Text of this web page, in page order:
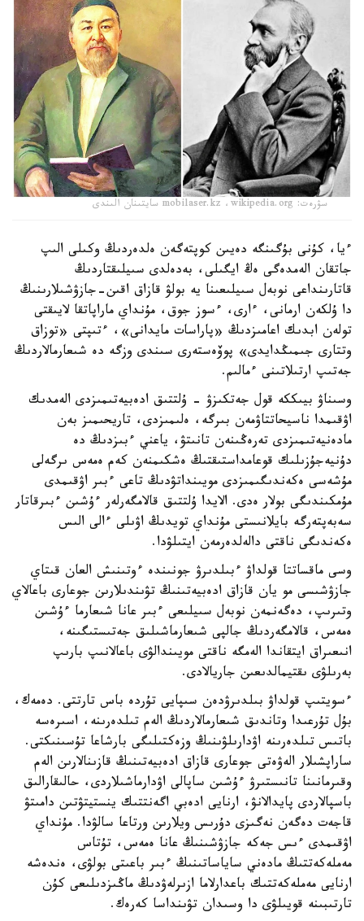
سۋرەت: mobilaser.kz ،wikipedia.org سايتىنان الىندى
ءيا، كۇنى بۇگىنگە دەيىن كوپتەگەن ەلدەردىڭ وكىلى الىپ
جاتقان الەمدەگى ەڭ ايگىلى، بەدەلدى سىيلىقتاردىڭ
قاتارىنداعى نوبەل سىيلىعىنا يە بولۋ قازاق اقىن-جازۋشىلارىنىڭ
دا ۇلكەن ارمانى، ءارى، ءسوز جوق، مۇنداي ماراپاتقا لايىقتى
تولەن ابدىك اعامىزدىڭ «پاراسات مايدانى»، ءتىپتى «توزاق
وتتارى جىمىڭدايدى» پوۆەستەرى سىندى وزگە دە شىعارمالاردىڭ
جەتىپ ارتىلاتىنى ءمالىم.
وسىناۋ بيىككە قول جەتكىزۋ - ۇلتتىق ادەبيەتىمىزدى الەمدىك
اۋقىمدا ناسيحاتتاۋمەن بىرگە، ەلىمىزدى، تاريحىمىز بەن
مادەنيەتىمىزدى تەرەڭىنەن تانىتۋ، ياعني ءبىزدىڭ دە
دۇنيەجۇزىلىك قوعامداستىقتىڭ ەشكىمنەن كەم ەمەس ىرگەلى
مۇشەسى ەكەندىگىمىزدى مويىنداتۋدىڭ تاعى ءبىر اۋقىمدى
مۇمكىندىگى بولار ەدى. الايدا ۇلتتىق قالامگەرلەر ءۇشىن ءبىرقاتار
سەبەپتەرگە بايلانىستى مۇنداي تويدىڭ اۋىلى ءالى الىس
ەكەندىگى ناقتى دالەلدەرمەن ايتىلۋدا.
وسى ماقساتتا قولداۋ ءبىلدىرۋ جونىندە ءوتىنىش العان قىتاي
جازۋشىسى مو يان قازاق ادەبيەتىنىڭ تۋىندىلارىن جوعارى باعالاي
وتىرىپ، دەگەنمەن نوبەل سىيلىعى ءبىر عانا شىعارما ءۇشىن
ەمەس، قالامگەردىڭ جالپى شىعارماشىلىق جەتىستىگىنە،
انىعىراق ايتقاندا الەمگە ناقتى مويىندالۋى باعالانىپ بارىپ
بەرىلۋى ىقتيمالدىعىن جاريالادى.
ءسويتىپ قولداۋ بىلدىرۋدەن سىپايى تۇردە باس تارتتى. دەمەك،
بۇل تۇرعىدا وتاندىق شىعارمالاردىڭ الەم تىلدەرىنە، اسىرەسە
باتىس تىلدەرىنە اۋدارىلۋىنىڭ وزەكتىلىگى بارشاعا تۇسىنىكتى.
ساراپشىلار الەۋەتى جوعارى قازاق ادەبيەتىنىڭ قازىنالارىن الەم
وقىرمانىنا تانىستىرۋ ءۇشىن ساپالى اۋدارماشىلاردى، حالىقارالىق
باسپالاردى پايدالانۋ، ارنايى ادەبي اگەنتتىك ينستيتۋتىن دامىتۋ
قاجەت دەگەن نەگىزى دۇرىس ويلارىن ورتاعا سالۋدا. مۇنداي
اۋقىمدى ءىس جەكە جازۋشىنىڭ عانا ەمەس، تۇتاس
مەملەكەتتىڭ مادەني ساياساتىنىڭ ءبىر باعىتى بولۋى، ەندەشە
ارنايى مەملەكەتتىك باعدارلاما ازىرلەۋدىڭ ماڭىزدىلىعى كۇن
تارتىبىنە قويىلۋى دا وسىدان تۋىنداسا كەرەك.